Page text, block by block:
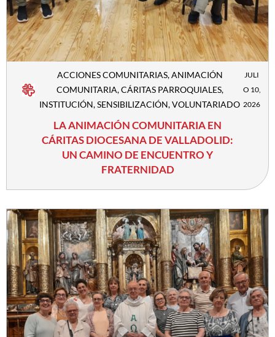
ACCIONES COMUNITARIAS,ANIMACIÓN
COMUNITARIA,CÁRITAS PARROQUIALES,
INSTITUCIÓN,SENSIBILIZACIÓN,VOLUNTARIADO
JULI
O 10,
2026
LA ANIMACIÓN COMUNITARIA EN
CÁRITAS DIOCESANA DE VALLADOLID:
UN CAMINO DE ENCUENTRO Y
FRATERNIDAD